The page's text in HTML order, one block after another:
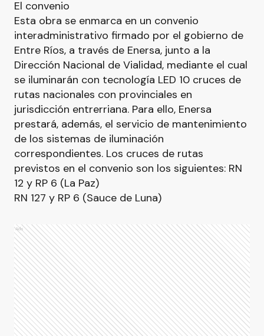
El convenio
Esta obra se enmarca en un convenio
interadministrativo firmado por el gobierno de
Entre Ríos, a través de Enersa, junto a la
Dirección Nacional de Vialidad, mediante el cual
se iluminarán con tecnología LED 10 cruces de
rutas nacionales con provinciales en
jurisdicción entrerriana. Para ello, Enersa
prestará, además, el servicio de mantenimiento
de los sistemas de iluminación
correspondientes. Los cruces de rutas
previstos en el convenio son los siguientes: RN
12 y RP 6 (La Paz)
RN 127 y RP 6 (Sauce de Luna)
Ads